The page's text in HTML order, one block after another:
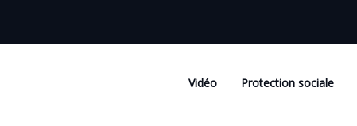
Vidéo Protection sociale